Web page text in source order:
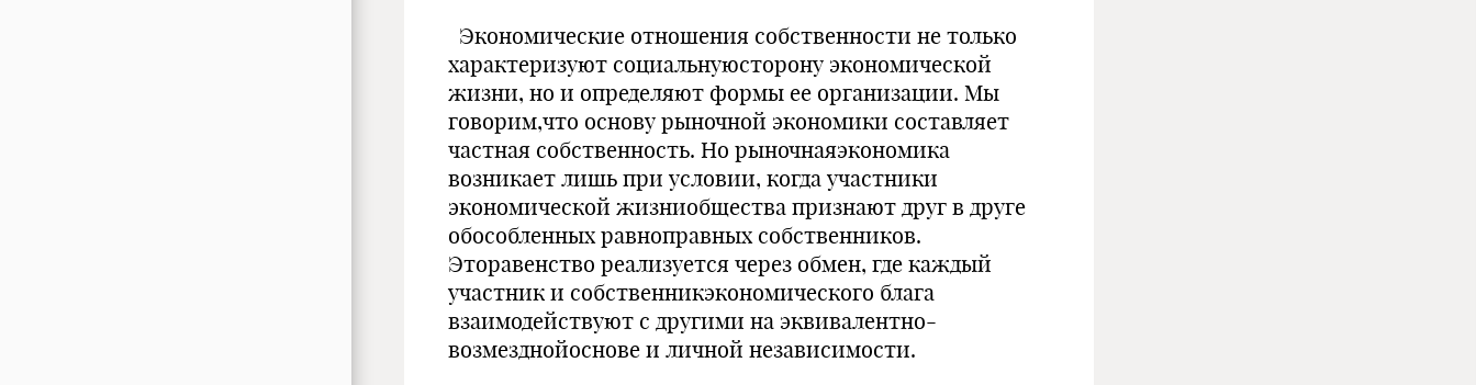
Экономические отношения собственности не только
характеризуют социальнуюсторону экономической
жизни, но и определяют формы ее организации. Мы
говорим,что основу рыночной экономики составляет
частная собственность. Но рыночнаяэкономика
возникает лишь при условии, когда участники
экономической жизниобщества признают друг в друге
обособленных равноправных собственников.
Эторавенство реализуется через обмен, где каждый
участник и собственникэкономического блага
взаимодействуют с другими на эквивалентно-
возмезднойоснове и личной независимости.